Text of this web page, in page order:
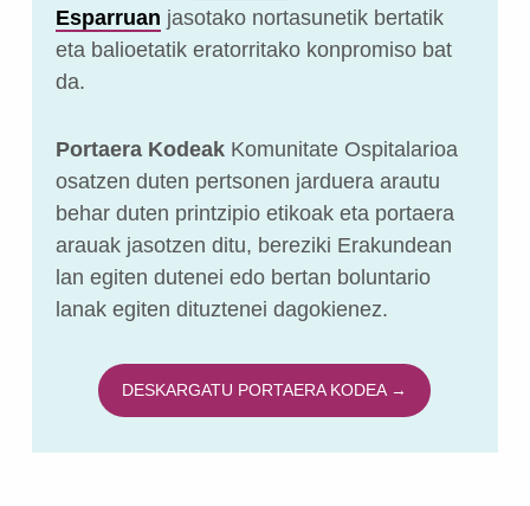
Esparruan jasotako nortasunetik bertatik
eta balioetatik eratorritako konpromiso bat
da.
Portaera KodeakKomunitate Ospitalarioa
osatzen duten pertsonen jarduera arautu
behar duten printzipio etikoak eta portaera
arauak jasotzen ditu, bereziki Erakundean
lan egiten dutenei edo bertan boluntario
lanak egiten dituztenei dagokienez.
DESKARGATU PORTAERA KODEA →